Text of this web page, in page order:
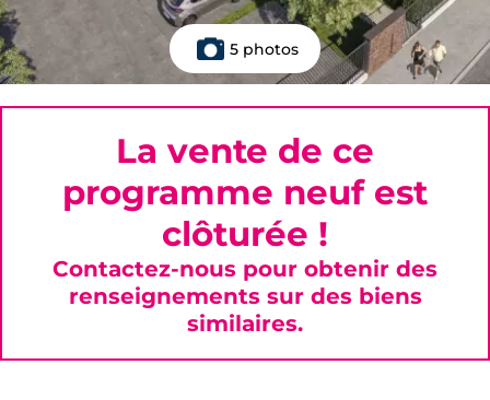
5 photos
La vente de ce
programme neuf est
clôturée !
Contactez-nous pour obtenir des
renseignements sur des biens
similaires.